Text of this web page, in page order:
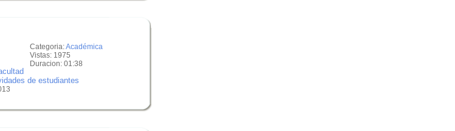
Categoria:Académica
Vistas: 1975
Duracion: 01:38
de estudiantes